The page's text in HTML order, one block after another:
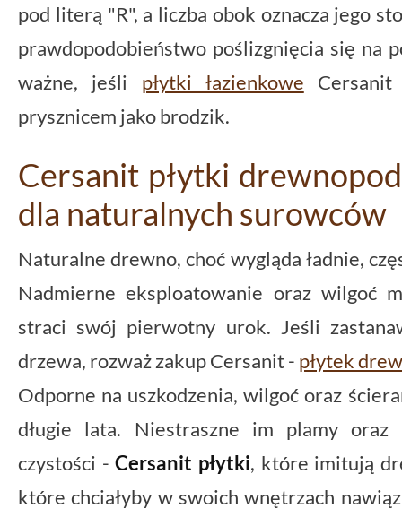
pod literą "R", a liczba obok oznacza jego
prawdopodobieństwo poślizgnięcia się na
ważne, jeśli płytki łazienkowe Cersanit
prysznicem jako brodzik.
Cersanit płytki
dla naturalnych surowców
Naturalne drewno, choć wygląda ładnie,
Nadmierne eksploatowanie oraz wilgoć
straci swój pierwotny urok. Jeśli
drzewa, rozważ zakup Cersanit - płytek
Odporne na uszkodzenia, wilgoć oraz
długie lata. Niestraszne im plamy oraz
czystości -Cersanit płytki, które imitują
które chciałyby w swoich wnętrzach